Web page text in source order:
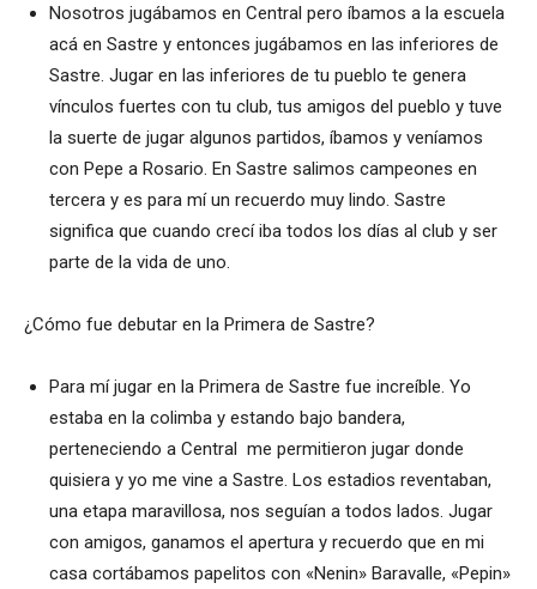
Nosotros jugábamos en Central pero íbamos a la escuela
acá en Sastre y entonces jugábamos en las inferiores de
Sastre. Jugar en las inferiores de tu pueblo te genera
vínculos fuertes con tu club, tus amigos del pueblo y tuve
la suerte de jugar algunos partidos, íbamos y veníamos
con Pepe a Rosario. En Sastre salimos campeones en
tercera y es para mí un recuerdo muy lindo. Sastre
significa que cuando crecí iba todos los días al club y ser
parte de la vida de uno.
¿Cómo fue debutar en la Primera de Sastre?
Para mí jugar en la Primera de Sastre fue increíble. Yo
estaba en la colimba y estando bajo bandera,
perteneciendo a Central me permitieron jugar donde
quisiera y yo me vine a Sastre. Los estadios reventaban,
una etapa maravillosa, nos seguían a todos lados. Jugar
con amigos, ganamos el apertura y recuerdo que en mi
casa cortábamos papelitos con «Nenin» Baravalle, «Pepin»